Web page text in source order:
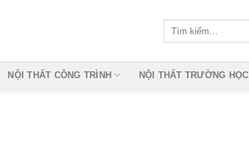
NỘI THẤT CÔNG TRÌNH NỘI THẤT TRƯỜNG HỌC